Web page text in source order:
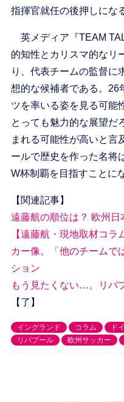
指揮官就任の後押しにな
英メディア『TEAM
的知性とカリスマ的なリ
り、代表チームの監督に
想的な候補者である。26
ツを率いる姿を見る可能
とっても魅力的な展望だ
まれる可能性が高いと言
ールで歴史を作った名将
W杯制覇を目指すことに
【関連記事】
遠藤航の順位は？ 欧州
【遠藤航・現地取材コ
カー像。「他のチーム
ション
もう見たくない…。リバ
【了】
イングランド コラム ド
リバプール
欧州サッカー